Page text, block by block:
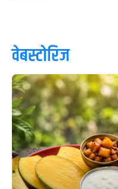
वेबस्टोरिज